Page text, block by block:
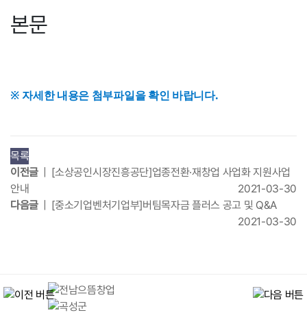
본문
※ 자세한 내용은 첨부파일을 확인 바랍니다.
목록
이전글 | [소상공인시장진흥공단]업종전환·재창업 사업화 지원사업
안내
2021-03-30
다음글 | [중소기업벤처기업부]버팀목자금 플러스 공고 및 Q&A
2021-03-30